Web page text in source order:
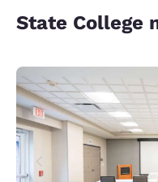
State College